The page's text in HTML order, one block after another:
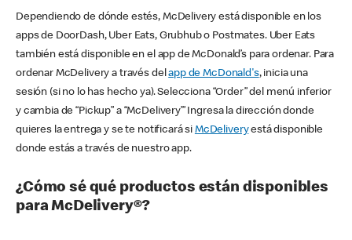
Dependiendo de dónde estés, McDelivery está disponible en los
apps de DoorDash, Uber Eats, Grubhub o Postmates. Uber Eats
también está disponible en el app de McDonald’s para ordenar. Para
ordenar McDelivery a través delapp de McDonald's, inicia una
sesión (si no lo has hecho ya). Selecciona “Order” del menú inferior
y cambia de “Pickup” a “McDelivery’” Ingresa la dirección donde
quieres la entrega y se te notificará si McDeliveryestá disponible
donde estás a través de nuestro app.
¿Cómo sé qué productos están disponibles
para McDelivery®?